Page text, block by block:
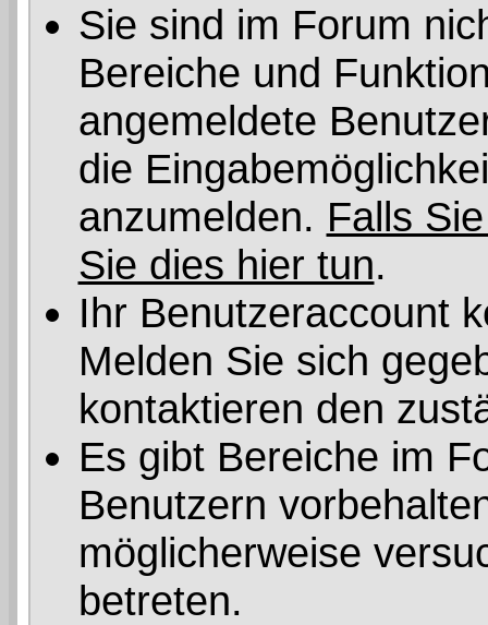
Sie sind im Forum
Bereiche und
angemeldete
die
anzumelden. Falls
Sie dies hier tun.
Ihr Benutzeraccount
Melden Sie sich
kontaktieren den
Es gibt Bereiche im
Benutzern
möglicherweise
betreten.